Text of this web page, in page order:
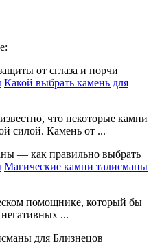
Какой выбрать камень для
что некоторые камни
силой. Камень от ...
Магические камни талисманы
помощнике, который бы
негативных ...